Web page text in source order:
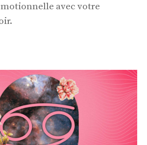
avec votre